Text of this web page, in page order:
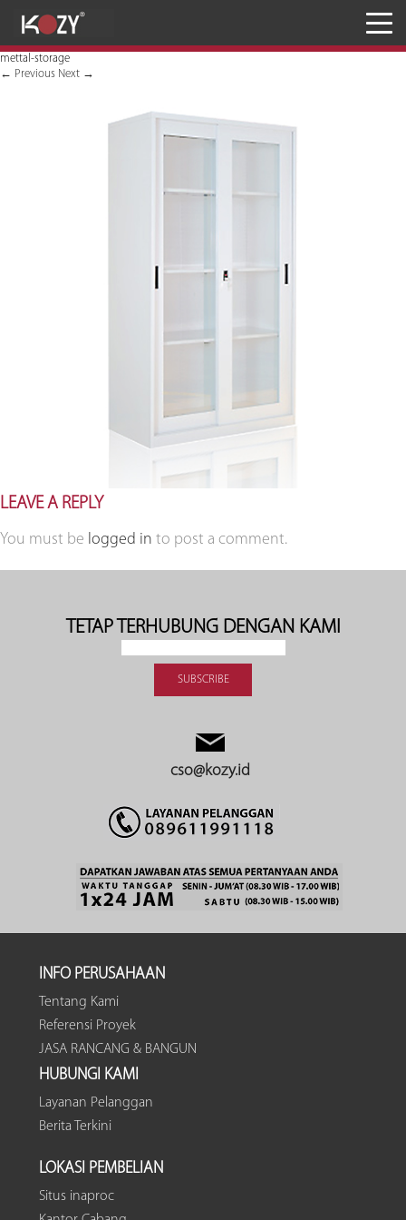
mettal-storage
← Previous Next →
LEAVE A REPLY
You must be logged in to post a comment.
TETAP TERHUBUNG DENGAN KAMI
cso@kozy.id
INFO PERUSAHAAN
Tentang Kami
Referensi Proyek
JASA RANCANG & BANGUN
HUBUNGI KAMI
Layanan Pelanggan
Berita Terkini
LOKASI PEMBELIAN
Situs inaproc
Penyimpanan